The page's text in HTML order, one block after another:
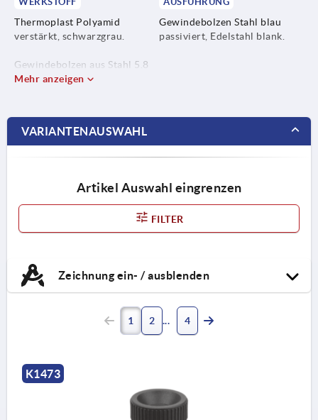
Thermoplast Polyamid
verstärkt, schwarzgrau.
Gewindebolzen aus Stahl 5.8
oder Edelstahl 1.4305.
Gewindebolzen Stahl blau
passiviert, Edelstahl blank.
Mehr anzeigen
VARIANTENAUSWAHL
Artikel Auswahl eingrenzen
FILTER
Zeichnung ein- / ausblenden
1 2 4
K1473